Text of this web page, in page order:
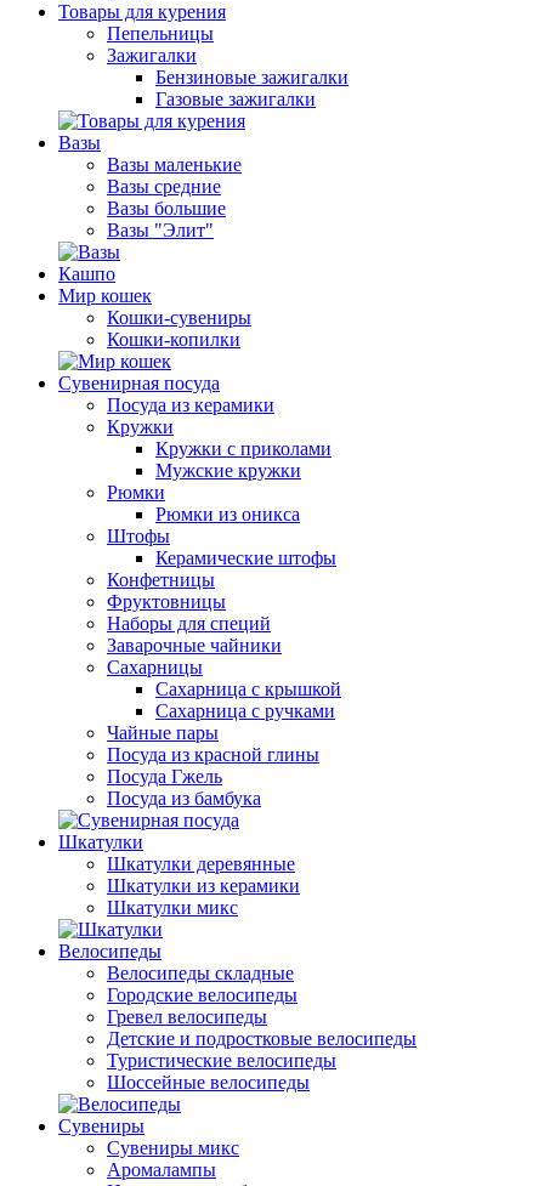
Товары для курения
Пепельницы
Зажигалки
Бензиновые зажигалки
Газовые зажигалки
Вазы
Вазы маленькие
Вазы средние
Вазы большие
Вазы "Элит"
Кашпо
Мир кошек
Кошки-сувениры
Кошки-копилки
Сувенирная посуда
Посуда из керамики
Кружки
Кружки с приколами
Мужские кружки
Рюмки
Рюмки из оникса
Штофы
Керамические штофы
Конфетницы
Фруктовницы
Наборы для специй
Заварочные чайники
Сахарницы
Сахарница с крышкой
Сахарница с ручками
Чайные пары
Посуда из красной глины
Посуда Гжель
Посуда из бамбука
Шкатулки
Шкатулки деревянные
Шкатулки из керамики
Шкатулки микс
Велосипеды
Велосипеды складные
Городские велосипеды
Гревел велосипеды
Детские и подростковые велосипеды
Туристические велосипеды
Шоссейные велосипеды
Сувениры
Сувениры микс
Аромалампы